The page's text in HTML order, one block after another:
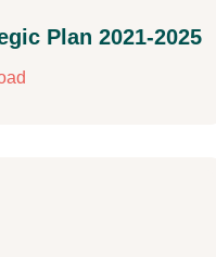
Plan 2021-2025